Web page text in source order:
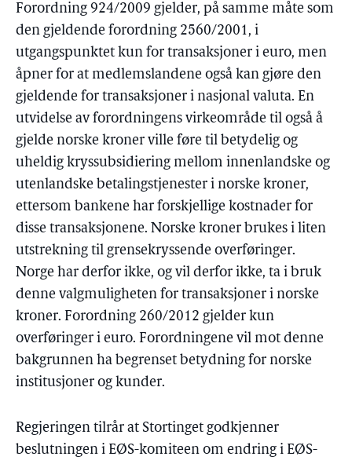
Forordning 924/2009 gjelder, på samme måte som
den gjeldende forordning 2560/2001, i
utgangspunktet kun for transaksjoner i euro, men
åpner for at medlemslandene også kan gjøre den
gjeldende for transaksjoner i nasjonal valuta. En
utvidelse av forordningens virkeområde til også å
gjelde norske kroner ville føre til betydelig og
uheldig kryssubsidiering mellom innenlandske og
utenlandske betalingstjenester i norske kroner,
ettersom bankene har forskjellige kostnader for
disse transaksjonene. Norske kroner brukes i liten
utstrekning til grensekryssende overføringer.
Norge har derfor ikke, og vil derfor ikke, ta i bruk
denne valgmuligheten for transaksjoner i norske
kroner. Forordning 260/2012 gjelder kun
overføringer i euro. Forordningene vil mot denne
bakgrunnen ha begrenset betydning for norske
institusjoner og kunder.
Regjeringen tilrår at Stortinget godkjenner
beslutningen i EØS-komiteen om endring i EØS-